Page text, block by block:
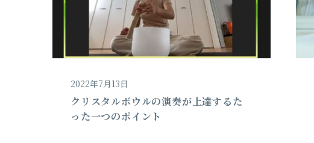
2022年7月13日
クリスタルボウルの演奏が上達するた
った一つのポイント